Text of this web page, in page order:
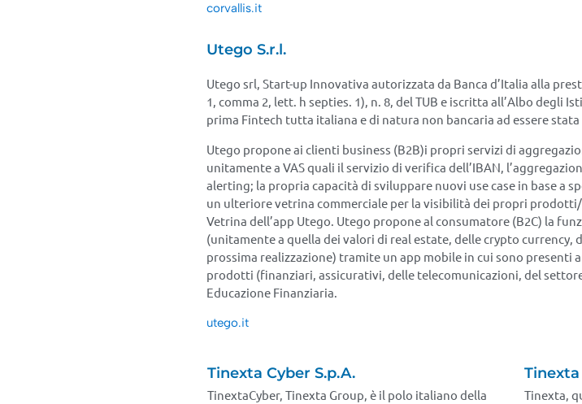
corvallis.it
Utego S.r.l.
Utego srl, Start-up Innovativa autorizzata da Banca d’Italia alla
1, comma 2, lett. h septies. 1), n. 8, del TUB e iscritta all’Albo degli
prima Fintech tutta italiana e di natura non bancaria ad essere
Utego propone ai clienti business (B2B)i propri servizi di
unitamente a VAS quali il servizio di verifica dell’IBAN,
alerting; la propria capacità di sviluppare nuovi use case in base a
un ulteriore vetrina commerciale per la visibilità dei propri
Vetrina dell’app Utego. Utego propone al consumatore (B2C) la
(unitamente a quella dei valori di real estate, delle crypto
prossima realizzazione) tramite un app mobile in cui sono presenti
prodotti (finanziari, assicurativi, delle telecomunicazioni, del
Educazione Finanziaria.
utego.it
Tinexta Cyber S.p.A.
TinextaCyber, Tinexta Group, è il polo italiano della
Tinexta,